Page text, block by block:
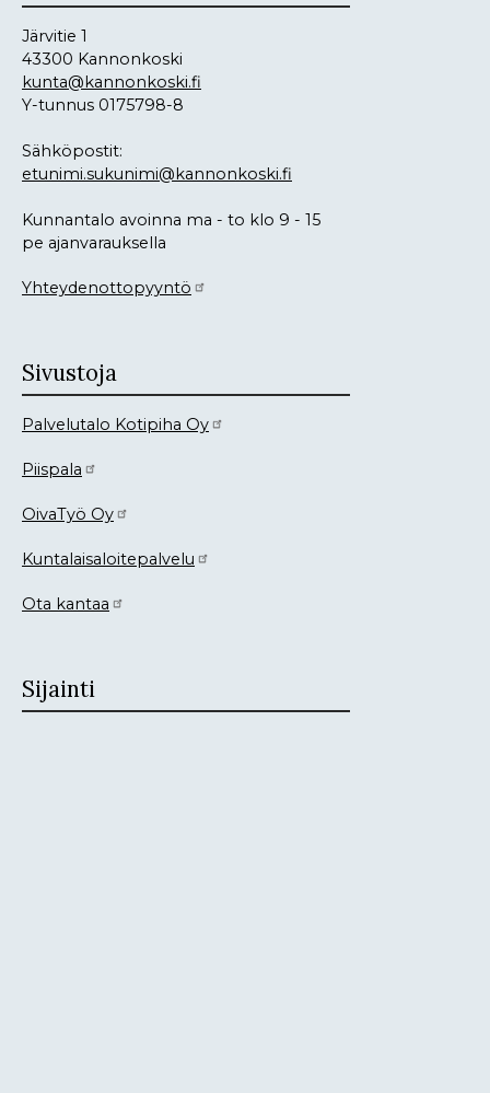
Järvitie 1
43300 Kannonkoski
kunta@kannonkoski.fi
Y-tunnus 0175798-8
Sähköpostit:
etunimi.sukunimi@kannonkoski.fi
Kunnantalo avoinna ma - to klo 9 - 15
pe ajanvarauksella
Yhteydenottopyyntö
Sivustoja
Palvelutalo Kotipiha Oy
Piispala
OivaTyö Oy
Kuntalaisaloitepalvelu
Ota kantaa
Sijainti